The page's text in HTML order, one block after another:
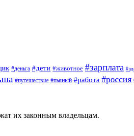
#деньга #дети #животное #зарплата
#путешествие #пьяный #работа #россия
их законным владельцам.